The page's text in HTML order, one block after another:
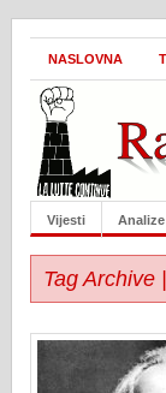
NASLOVNA
Vijesti Analize
Tag Archive |